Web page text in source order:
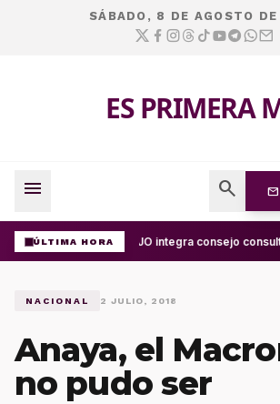
SÁBADO, 8 DE AGOSTO
ES PRIMERA
menu search mail
ÚLTIMA HORAUABJO integra consejo
NACIONAL 2 JULIO, 2018
Anaya, el
no pudo ser